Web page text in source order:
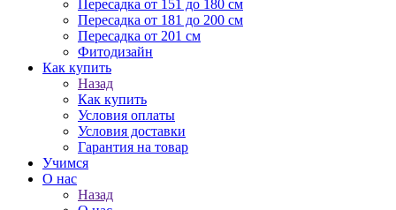
Пересадка от 151 до 180 см
Пересадка от 181 до 200 см
Пересадка от 201 см
Фитодизайн
Как купить
Назад
Как купить
Условия оплаты
Условия доставки
Гарантия на товар
Учимся
О нас
Назад